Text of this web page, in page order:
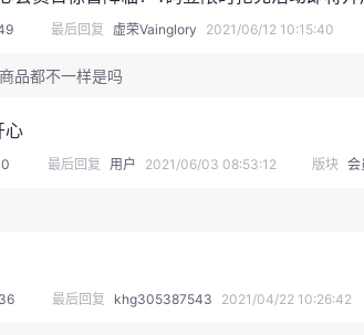
最后回复 虚荣Vainglory 2021/06/12 10:15:40
品都不一样是吗
心
最后回复 用户 2021/06/03 08:53:12 版块 会
最后回复 khg305387543 2021/04/22 10:26:42